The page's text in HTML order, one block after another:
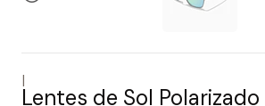
|
Lentes de Sol